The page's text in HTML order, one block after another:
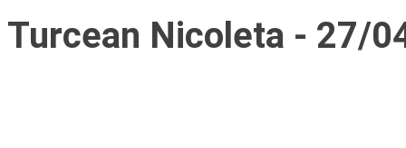
Turcean Nicoleta - 27/